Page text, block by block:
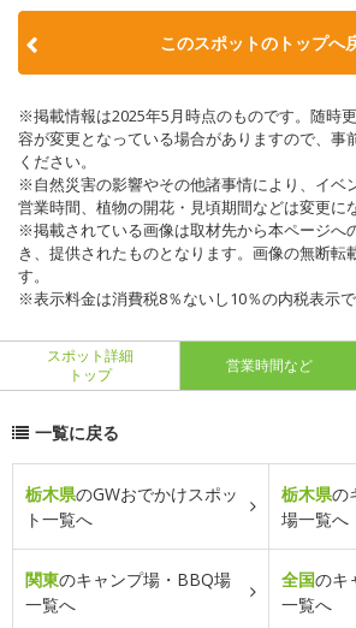
このスポットのトップへ
※掲載情報は2025年5月時点のものです。随時
容が変更となっている場合がありますので、事
ください。
※自然災害の影響やその他諸事情により、イベ
営業時間、植物の開花・見頃期間などは変更に
※掲載されている画像は取材先から本ページへ
き、提供されたものとなります。画像の無断転
す。
※表示料金は消費税8％ないし10％の内税表示で
スポット詳細
トップ
営業時間など
一覧に戻る
栃木県のGWおでかけスポッ
ト一覧へ
栃木県の
場一覧へ
関東のキャンプ場・BBQ場
一覧へ
全国のキ
一覧へ